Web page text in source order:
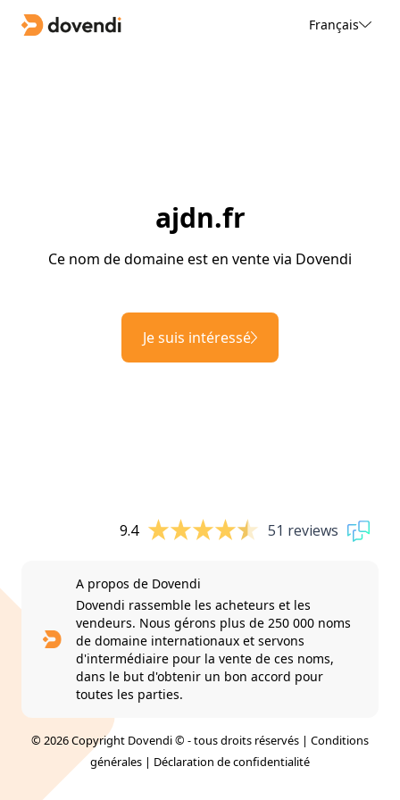
Français
ajdn.fr
Ce nom de domaine est en vente via Dovendi
Je suis intéressé
9.4 51 reviews
A propos de Dovendi
Dovendi rassemble les acheteurs et les
vendeurs. Nous gérons plus de 250 000 noms
de domaine internationaux et servons
d'intermédiaire pour la vente de ces noms,
dans le but d'obtenir un bon accord pour
toutes les parties.
© 2026 Copyright Dovendi © - tous droits réservés | Conditions
générales | Déclaration de confidentialité